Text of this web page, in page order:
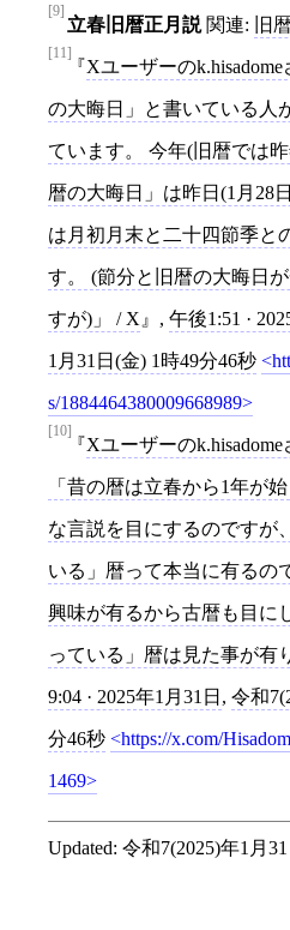
[9]
立春旧暦正月説関連: 旧
[11]
Xユーザーの
の大晦日」と書いている人
ています。 今年(旧暦では
暦の大晦日」は昨日(1月28
は月初月末と二十四節季と
す。 (節分と旧暦の大晦日
すが)」 / X , 午後1:51 ·
1月31日(金) 1時49分46秒
s/1884464380009668989
[10]
Xユーザーの
「昔の暦は立春から1年が
な言説を目にするのですが
いる」暦って本当に有るの
興味が有るから古暦も目に
っている」暦は見た事が有
9:04 · 2025年1月31日 , 令和
分46秒 https://x.com/
1469
Updated: 令和7(2025)年1月